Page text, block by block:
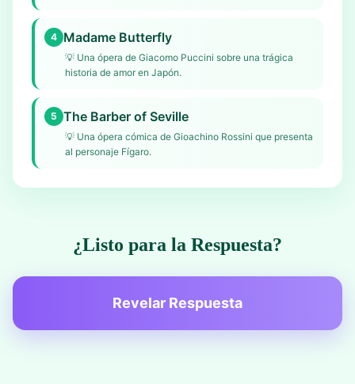
4 Madame Butterfly
💡 Una ópera de Giacomo Puccini sobre una trágica
historia de amor en Japón.
5 The Barber of Seville
💡 Una ópera cómica de Gioachino Rossini que presenta
al personaje Fígaro.
¿Listo para la Respuesta?
Revelar Respuesta